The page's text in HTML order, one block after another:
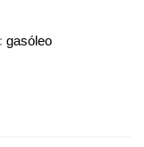
gasóleo